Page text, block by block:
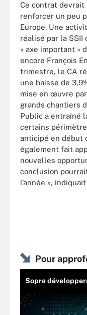
Ce contrat devrait
renforcer un peu
Europe. Une
réalisé par la SSII
« axe important »
encore François
trimestre, le CA
une baisse de
mise en œuvre
grands chantiers
Public a entraîné
certains
anticipé en début
également fait
nouvelles
conclusion
l’année »,
Pour
Sopra